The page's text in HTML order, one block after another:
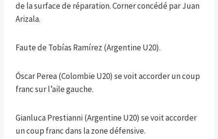
de la surface de réparation. Corner concédé par Juan
Arizala.
Faute de Tobías Ramírez (Argentine U20).
Óscar Perea (Colombie U20) se voit accorder un coup
franc sur l’aile gauche.
Gianluca Prestianni (Argentine U20) se voit accorder
un coup franc dans la zone défensive.